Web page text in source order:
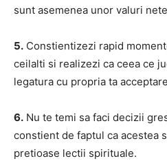
sunt asemenea unor valuri
5. Constientizezi rapid
ceilalti si realizezi ca ceea ce
legatura cu propria ta
6. Nu te temi sa faci decizii
constient de faptul ca acestea
pretioase lectii spirituale.